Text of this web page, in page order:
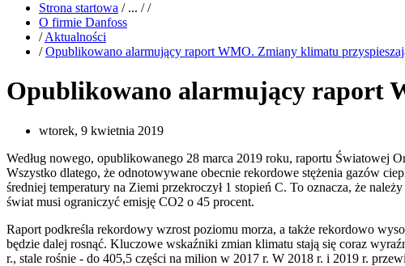
Strona startowa /... / /
O firmie Danfoss
/ Aktualności
/ Opublikowano alarmujący raport WMO. Zmiany klimatu
Opublikowano alarmujący raport
wtorek, 9 kwietnia 2019
Według nowego, opublikowanego 28 marca 2019 roku, raportu Światowej
Wszystko dlatego, że odnotowywane obecnie rekordowe stężenia gazów
średniej temperatury na Ziemi przekroczył 1 stopień C. To oznacza, że
świat musi ograniczyć emisję CO2 o 45 procent.
Raport podkreśla rekordowy wzrost poziomu morza, a także rekordowo
będzie dalej rosnąć. Kluczowe wskaźniki zmian klimatu stają się coraz
r., stale rośnie - do 405,5 części na milion w 2017 r. W 2018 r. i 2019 r.